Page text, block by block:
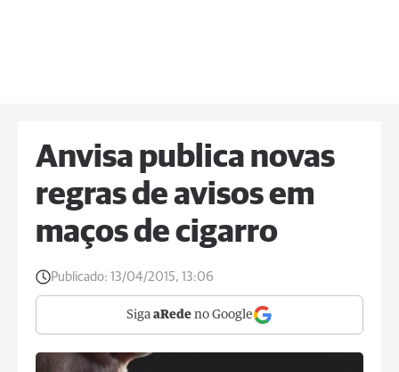
Anvisa publica novas
regras de avisos em
maços de cigarro
Publicado: 13/04/2015, 13:06
Siga aRede no Google